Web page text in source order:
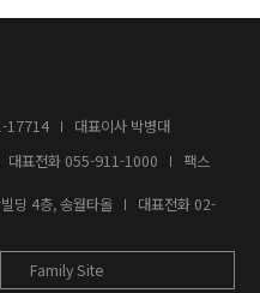
17714
대표이사 박병대
대표전화 055-911-1000
팩스
딩 4층, 송월타올 대표전화 02-
Family Site